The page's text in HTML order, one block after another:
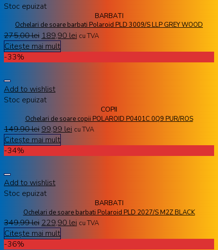
Stoc epuizat
BARBATI
Ochelari de soare barbati Polaroid PLD 3009/S LLP GREY WOOD
275,00lei 189,90 lei cu TVA
Citește mai mult
-33%
Add to wishlist
Stoc epuizat
COPII
Ochelari de soare copii POLAROID P0401C 0Q9 PUR/ROS
149,90lei 99,99 lei cu TVA
Citește mai mult
-34%
Add to wishlist
Stoc epuizat
BARBATI
Ochelari de soare barbati Polaroid PLD 2027/S M2Z BLACK
349,99lei 229,90 lei cu TVA
Citește mai mult
-36%